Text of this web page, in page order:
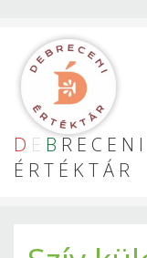
D E B RECENI
ÉRTÉKTÁR